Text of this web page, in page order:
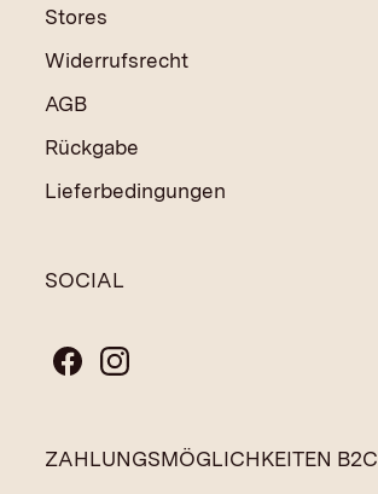
Stores
Widerrufsrecht
AGB
Rückgabe
Lieferbedingungen
SOCIAL
ZAHLUNGSMÖGLICHKEITEN B2C